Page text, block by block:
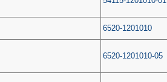
6520-1201010
6520-1201010-05